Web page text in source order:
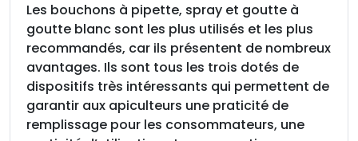
Les bouchons à pipette, spray et goutte à
goutte blanc sont les plus utilisés et les plus
recommandés, car ils présentent de nombreux
avantages. Ils sont tous les trois dotés de
dispositifs très intéressants qui permettent de
garantir aux apiculteurs une praticité de
remplissage pour les consommateurs, une